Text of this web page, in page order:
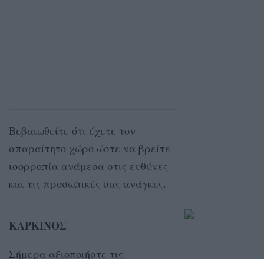
Βεβαιωθείτε ότι έχετε τον
απαραίτητο χώρο ώστε να βρείτε
ισορροπία ανάμεσα στις ευθύνες
και τις προσωπικές σας ανάγκες.
ΚΑΡΚΙΝΟΣ
Σήμερα αξιοποιήστε τις